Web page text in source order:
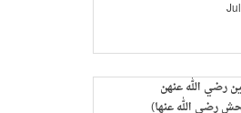
رضي الله عنهن
رضي الله عنها)